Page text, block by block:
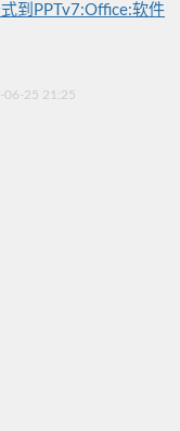
到PPTv7:Office:软件
06-25 21:25